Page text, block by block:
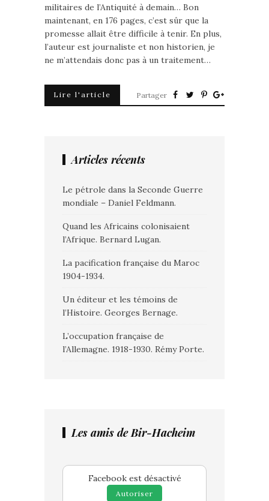
militaires de l’Antiquité à demain… Bon
maintenant, en 176 pages, c’est sûr que la
promesse allait être difficile à tenir. En plus,
l’auteur est journaliste et non historien, je
ne m’attendais donc pas à un traitement…
Lire l'article Partager
Articles récents
Le pétrole dans la Seconde Guerre
mondiale – Daniel Feldmann.
Quand les Africains colonisaient
l’Afrique. Bernard Lugan.
La pacification française du Maroc
1904-1934.
Un éditeur et les témoins de
l’Histoire. Georges Bernage.
L’occupation française de
l’Allemagne. 1918-1930. Rémy Porte.
Les amis de Bir-Hacheim
Facebook est désactivé
Autoriser